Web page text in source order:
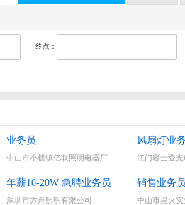
终点：
业务员
中山市小榄镇亿联照明电器厂
风扇灯业
江门容士登
年薪10-20W 急聘业务员
深圳市方舟照明有限公司
销售业务
中山市星火